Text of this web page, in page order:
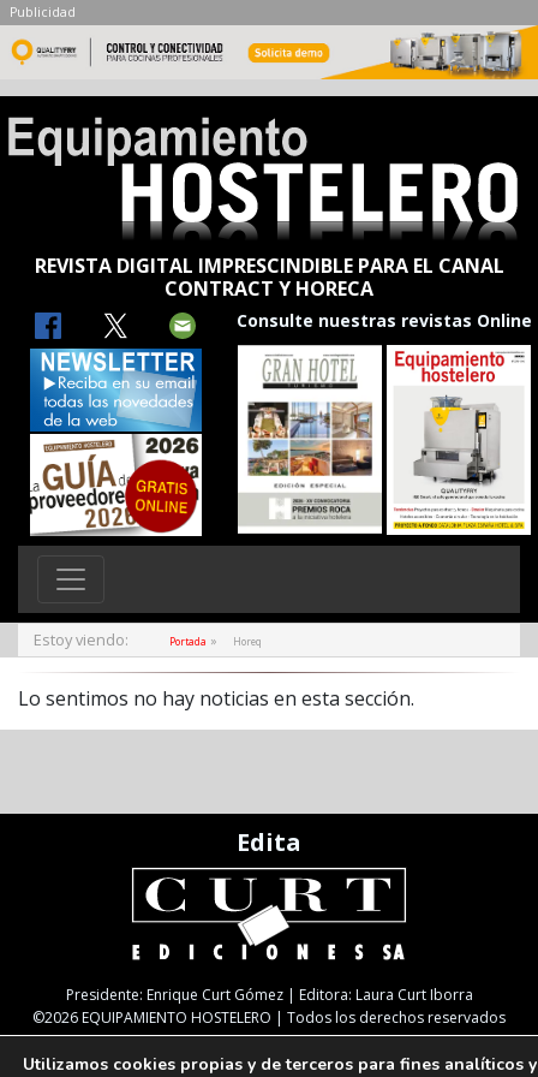
Publicidad
REVISTA DIGITAL IMPRESCINDIBLE PARA EL CANAL
CONTRACT Y HORECA
Consulte nuestras revistas Online
Estoy viendo: Portada » Horeq
Lo sentimos no hay noticias en esta sección.
Edita
Presidente: Enrique Curt Gómez | Editora: Laura Curt Iborra
©2026 EQUIPAMIENTO HOSTELERO | Todos los derechos reservados
¡Vuelve La Guía!
Nota legal
Política de Cookies
Utilizamos cookies propias y de terceros para fines analíticos y